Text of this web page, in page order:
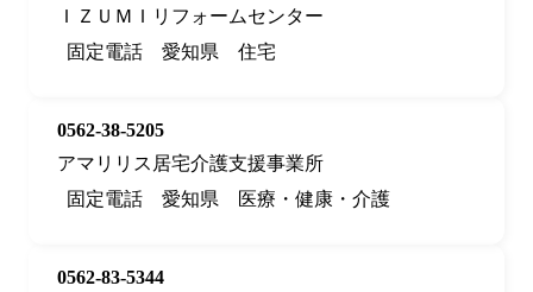
ＩＺＵＭＩリフォームセンター
固定電話
愛知県 住宅
0562-38-5205
アマリリス居宅介護支援事業所
固定電話
愛知県 医療・健康・介護
0562-83-5344